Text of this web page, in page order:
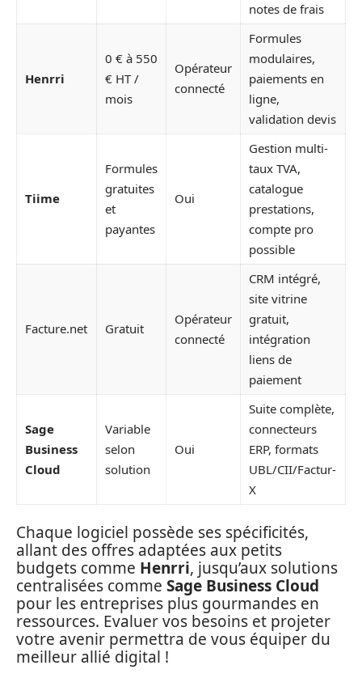
notes de frais
Henrri
0 € à 550
€ HT /
mois
Opérateur
connecté
Formules
modulaires,
paiements en
ligne,
validation devis
Tiime
Formules
gratuites
et
payantes
Oui
Gestion multi-
taux TVA,
catalogue
prestations,
compte pro
possible
Facture.net Gratuit
Opérateur
connecté
CRM intégré,
site vitrine
gratuit,
intégration
liens de
paiement
Sage
Business
Cloud
Variable
selon
solution
Oui
Suite complète,
connecteurs
ERP, formats
UBL/CII/Factur-
X
Chaque logiciel possède ses spécificités,
allant des offres adaptées aux petits
budgets comme Henrri, jusqu’aux solutions
centralisées comme Sage Business Cloud
pour les entreprises plus gourmandes en
ressources. Evaluer vos besoins et projeter
votre avenir permettra de vous équiper du
meilleur allié digital !